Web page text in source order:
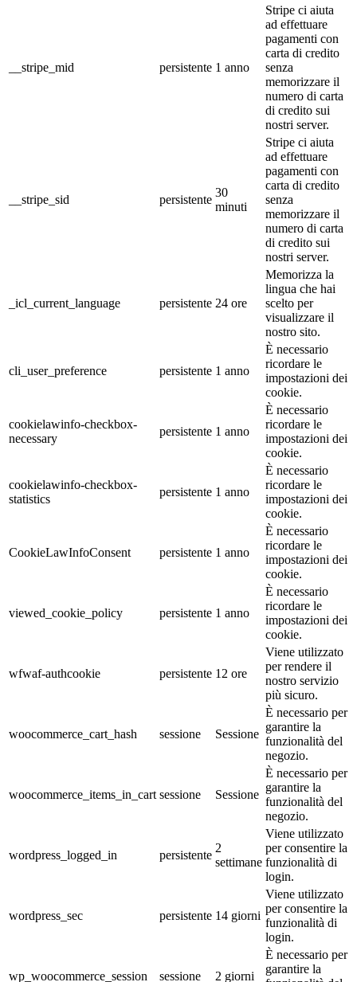
__stripe_mid persistente 1 anno
Stripe ci aiuta
ad effettuare
pagamenti con
carta di credito
senza
memorizzare il
numero di carta
di credito sui
nostri server.
__stripe_sid persistente
30
minuti
Stripe ci aiuta
ad effettuare
pagamenti con
carta di credito
senza
memorizzare il
numero di carta
di credito sui
nostri server.
_icl_current_language persistente 24 ore
Memorizza la
lingua che hai
scelto per
visualizzare il
nostro sito.
cli_user_preference persistente 1 anno
È necessario
ricordare le
impostazioni dei
cookie.
cookielawinfo-checkbox-
necessary
persistente 1 anno
È necessario
ricordare le
impostazioni dei
cookie.
cookielawinfo-checkbox-
statistics
persistente 1 anno
È necessario
ricordare le
impostazioni dei
cookie.
CookieLawInfoConsent persistente 1 anno
È necessario
ricordare le
impostazioni dei
cookie.
viewed_cookie_policy persistente 1 anno
È necessario
ricordare le
impostazioni dei
cookie.
wfwaf-authcookie persistente 12 ore
Viene utilizzato
per rendere il
nostro servizio
più sicuro.
woocommerce_cart_hash sessione Sessione
È necessario per
garantire la
funzionalità del
negozio.
woocommerce_items_in_cart sessione Sessione
È necessario per
garantire la
funzionalità del
negozio.
wordpress_logged_in persistente
2
settimane
Viene utilizzato
per consentire la
funzionalità di
login.
wordpress_sec persistente 14 giorni
Viene utilizzato
per consentire la
funzionalità di
login.
wp_woocommerce_session sessione 2 giorni
È necessario per
garantire la